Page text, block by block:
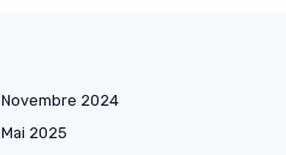
Novembre 2024
Mai 2025